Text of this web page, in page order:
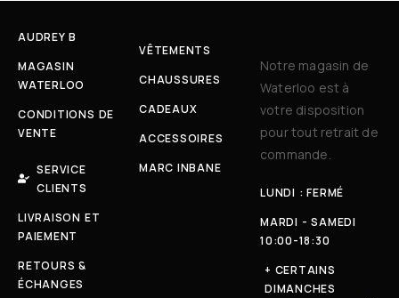
AUDREY B
MAGASIN
WATERLOO
CONDITIONS DE
VENTE
SERVICE
CLIENTS
LIVRAISON ET
PAIEMENT
RETOURS &
ÉCHANGES
VÊTEMENTS
CHAUSSURES
CADEAUX
ACCESSOIRES
MARC INBANE
Notre magasin de
Waterloo est à
votre disposition
pour tout retrait de
commande.
LUNDI : FERMÉ
MARDI - SAMEDI
10:00-18:30
+ CERTAINS
DIMANCHES